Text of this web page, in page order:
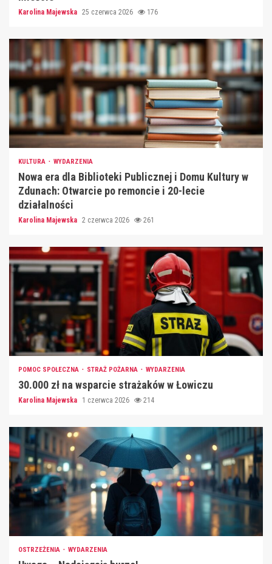
Karolina Majewska 25 czerwca 2026 176
KULTURA WYDARZENIA
Nowa era dla Biblioteki Publicznej i Domu Kultury w
Zdunach: Otwarcie po remoncie i 20-lecie
działalności
Karolina Majewska 2 czerwca 2026 261
POMOC SPOŁECZNA STRAŻ POŻARNA WYDARZENIA
30.000 zł na wsparcie strażaków w Łowiczu
Karolina Majewska 1 czerwca 2026 214
OSTRZEŻENIA WYDARZENIA